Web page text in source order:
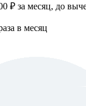
₽ за месяц, до
в месяц